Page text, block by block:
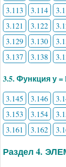
3.113
3.114
3.121
3.122
3.129
3.130
3.137
3.138
3.5. Функция у
3.145 3.146
3.153
3.154
3.161
3.162
Раздел 4.